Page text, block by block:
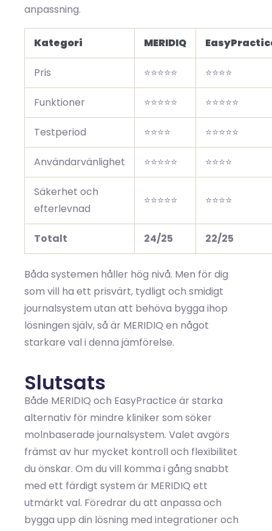
anpassning.
Kategori MERIDIQ
Pris ⭐⭐⭐⭐⭐ ⭐⭐⭐⭐
Funktioner ⭐⭐⭐⭐⭐ ⭐⭐⭐⭐⭐
Testperiod ⭐⭐⭐⭐ ⭐⭐⭐⭐⭐
Användarvänlighet ⭐⭐⭐⭐⭐ ⭐⭐⭐⭐
Säkerhet och
efterlevnad
⭐⭐⭐⭐⭐ ⭐⭐⭐⭐
Totalt 24/25 22/25
Båda systemen håller hög nivå. Men för dig
som vill ha ett prisvärt, tydligt och smidigt
journalsystem utan att behöva bygga ihop
lösningen själv, så är MERIDIQ en något
starkare val i denna jämförelse.
Slutsats
Både MERIDIQ och EasyPractice är starka
alternativ för mindre kliniker som söker
molnbaserade journalsystem. Valet avgörs
främst av hur mycket kontroll och flexibilitet
du önskar. Om du vill komma i gång snabbt
med ett färdigt system är MERIDIQ ett
utmärkt val. Föredrar du att anpassa och
bygga upp din lösning med integrationer och